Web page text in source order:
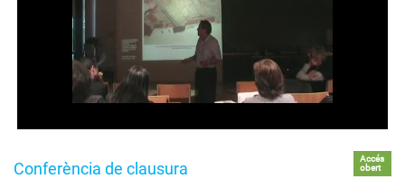
Conferència de clausura
Accés
obert